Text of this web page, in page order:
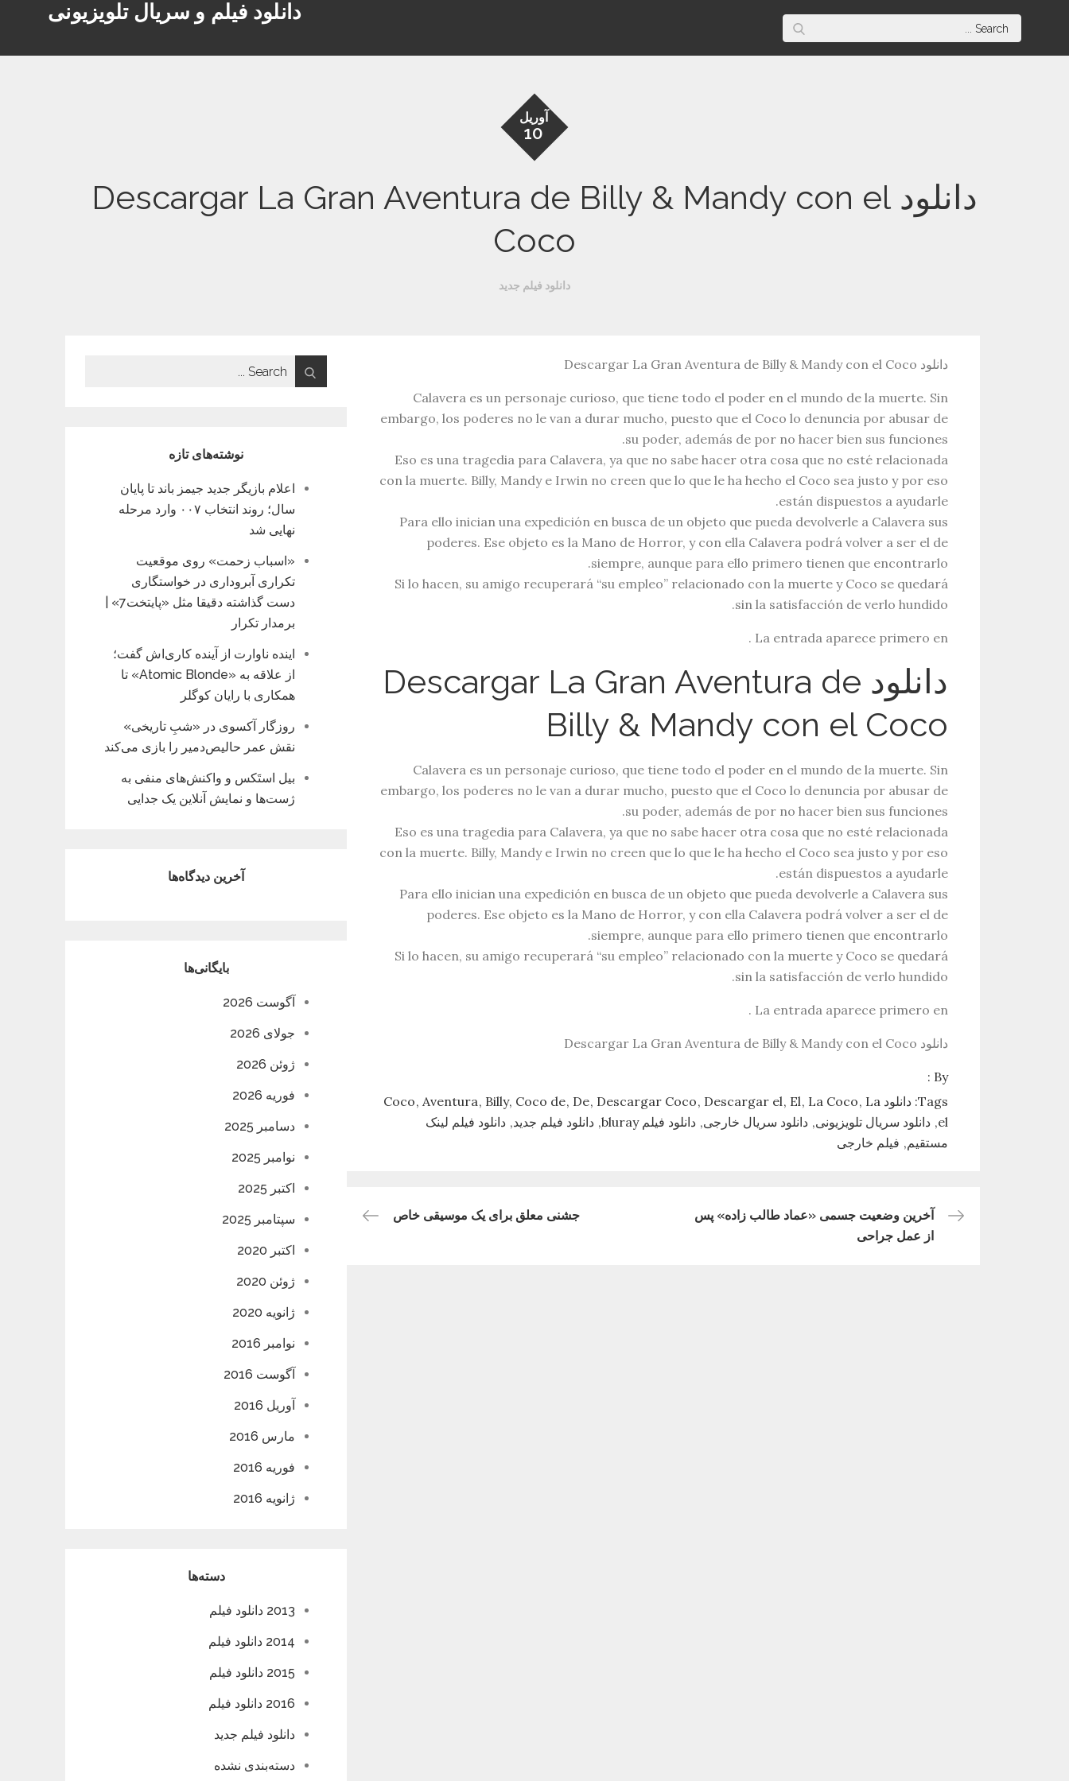
content
دانلود فیلم و سریال تلویزیونی
Search
for:
آوریل
10
دانلود Descargar La Gran Aventura de Billy & Mandy con el
Coco
دانلود فیلم جدید
دانلود Descargar La Gran Aventura de Billy & Mandy con el Coco
Calavera es un personaje curioso, que tiene todo el poder en el mundo de la muerte. Sin
embargo, los poderes no le van a durar mucho, puesto que el Coco lo denuncia por abusar de
su poder, además de por no hacer bien sus funciones.
Eso es una tragedia para Calavera, ya que no sabe hacer otra cosa que no esté relacionada
con la muerte. Billy, Mandy e Irwin no creen que lo que le ha hecho el Coco sea justo y por eso
están dispuestos a ayudarle.
Para ello inician una expedición en busca de un objeto que pueda devolverle a Calavera sus
poderes. Ese objeto es la Mano de Horror, y con ella Calavera podrá volver a ser el de
siempre, aunque para ello primero tienen que encontrarlo.
Si lo hacen, su amigo recuperará “su empleo” relacionado con la muerte y Coco se quedará
sin la satisfacción de verlo hundido.
La entrada aparece primero en .
دانلود Descargar La Gran Aventura de
Billy & Mandy con el Coco
Calavera es un personaje curioso, que tiene todo el poder en el mundo de la muerte. Sin
embargo, los poderes no le van a durar mucho, puesto que el Coco lo denuncia por abusar de
su poder, además de por no hacer bien sus funciones.
Eso es una tragedia para Calavera, ya que no sabe hacer otra cosa que no esté relacionada
con la muerte. Billy, Mandy e Irwin no creen que lo que le ha hecho el Coco sea justo y por eso
están dispuestos a ayudarle.
Para ello inician una expedición en busca de un objeto que pueda devolverle a Calavera sus
poderes. Ese objeto es la Mano de Horror, y con ella Calavera podrá volver a ser el de
siempre, aunque para ello primero tienen que encontrarlo.
Si lo hacen, su amigo recuperará “su empleo” relacionado con la muerte y Coco se quedará
sin la satisfacción de verlo hundido.
La entrada aparece primero en .
دانلود Descargar La Gran Aventura de Billy & Mandy con el Coco
By :
Tags: دانلود Coco Aventura Billy Coco de De Descargar Coco Descargar el El La Coco La
el دانلود سریال تلویزیونی دانلود سریال خارجی دانلود فیلم bluray دانلود فیلم جدید دانلود فیلم لینک
مستقیم فیلم خارجی
راهبری
جشنی معلق برای یک موسیقی خاص
آخرین وضعیت جسمی «عماد طالب زاده» پس
از عمل جراحی
Search
for:
نوشته‌های تازه
اعلام بازیگر جدید جیمز باند تا پایان
سال؛ روند انتخاب ۰۰۷ وارد مرحله
نهایی شد
«اسباب زحمت» روی موقعیت
تکراری آبروداری در خواستگاری
دست گذاشته دقیقا مثل «پایتخت7» |
برمدار تکرار
اینده ناوارت از آینده کاری‌اش گفت؛
از علاقه به «Atomic Blonde» تا
همکاری با رایان کوگلر
روزگار آکسوی در «شبِ تاریخی»
نقش عمر حالیص‌دمیر را بازی می‌کند
بیل استَکس و واکنش‌های منفی به
ژست‌ها و نمایش آنلاین یک جدایی
آخرین دیدگاه‌ها
بایگانی‌ها
آگوست 2026
جولای 2026
ژوئن 2026
فوریه 2026
دسامبر 2025
نوامبر 2025
اکتبر 2025
سپتامبر 2025
اکتبر 2020
ژوئن 2020
ژانویه 2020
نوامبر 2016
آگوست 2016
آوریل 2016
مارس 2016
فوریه 2016
ژانویه 2016
دسته‌ها
2013 دانلود فیلم
2014 دانلود فیلم
2015 دانلود فیلم
2016 دانلود فیلم
دانلود فیلم جدید
دسته‌بندی نشده